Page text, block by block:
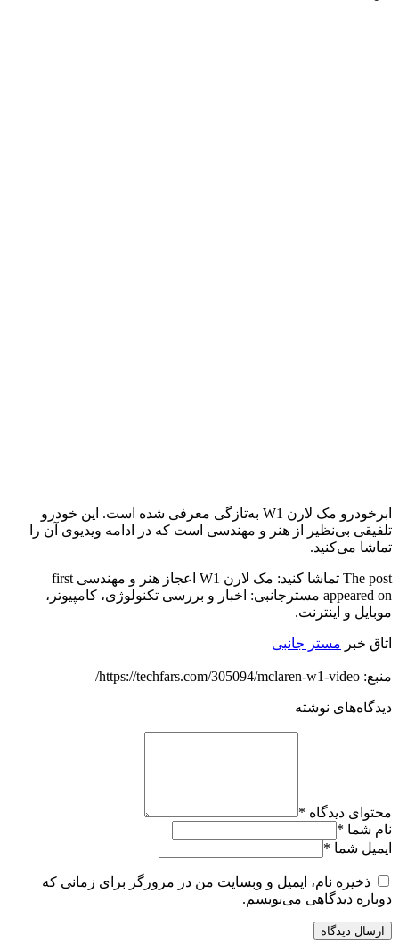
ابرخودرو مک لارن W1 به‌تازگی معرفی شده است. این خودرو
تلفیقی بی‌نظیر از هنر و مهندسی است که در ادامه ویدیوی آن را
تماشا می‌کنید.
The post تماشا کنید: مک لارن W1 اعجاز هنر و مهندسی first
appeared on مسترجانبی: اخبار و بررسی تكنولوژی، کامپیوتر،
موبایل و اینترنت.
اتاق خبر مستر جانبی
منبع: https://techfars.com/305094/mclaren-w1-video/
دیدگاه‌های نوشته
محتوای دیدگاه *
نام شما *
ایمیل شما *
ذخیره نام، ایمیل و وبسایت من در مرورگر برای زمانی که
دوباره دیدگاهی می‌نویسم.